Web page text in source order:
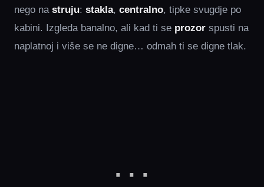
nego na struju: stakla, centralno, tipke svugdje po
kabini. Izgleda banalno, ali kad ti se prozor spusti na
naplatnoj i više se ne digne… odmah ti se digne tlak.